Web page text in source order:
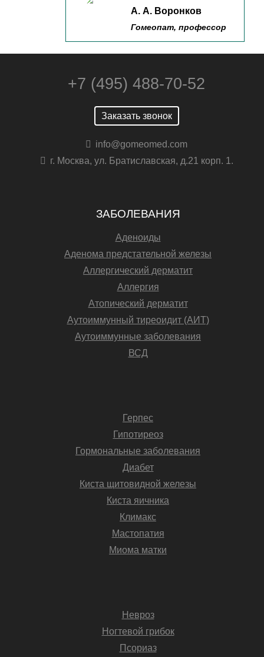
А. А. Воронков
Гомеопат, профессор
+7 (495) 488-70-52
Заказать звонок
info@gomeomed.com
г. Москва, ул. Братиславская, д.21 корп. 1.
ЗАБОЛЕВАНИЯ
Аденоиды
Аденома предстательной железы
Аллергический дерматит
Аллергия
Атопический дерматит
Аутоиммунный тиреоидит (АИТ)
Аутоиммунные заболевания
ВСД
Герпес
Гипотиреоз
Гормональные заболевания
Диабет
Киста щитовидной железы
Киста яичника
Климакс
Мастопатия
Миома матки
Невроз
Ногтевой грибок
Псориаз